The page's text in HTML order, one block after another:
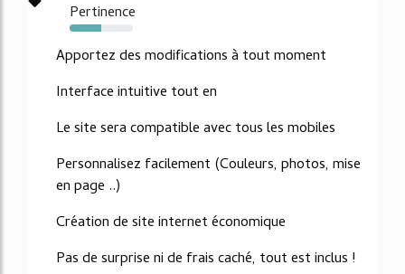
Pertinence
50%
Apportez des modifications à tout moment
Interface intuitive tout en
Le site sera compatible avec tous les mobiles
Personnalisez facilement (Couleurs, photos, mise
en page ..)
Création de site internet économique
Pas de surprise ni de frais caché, tout est inclus !